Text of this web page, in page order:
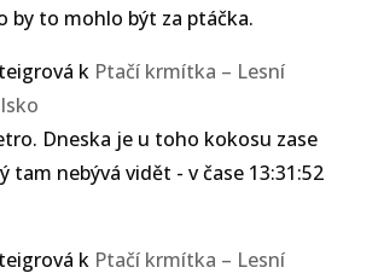
by to mohlo být za ptáčka.
k Ptačí krmítka – Lesní
Dneska je u toho kokosu zase
tam nebývá vidět - v čase 13:31:52
k Ptačí krmítka – Lesní